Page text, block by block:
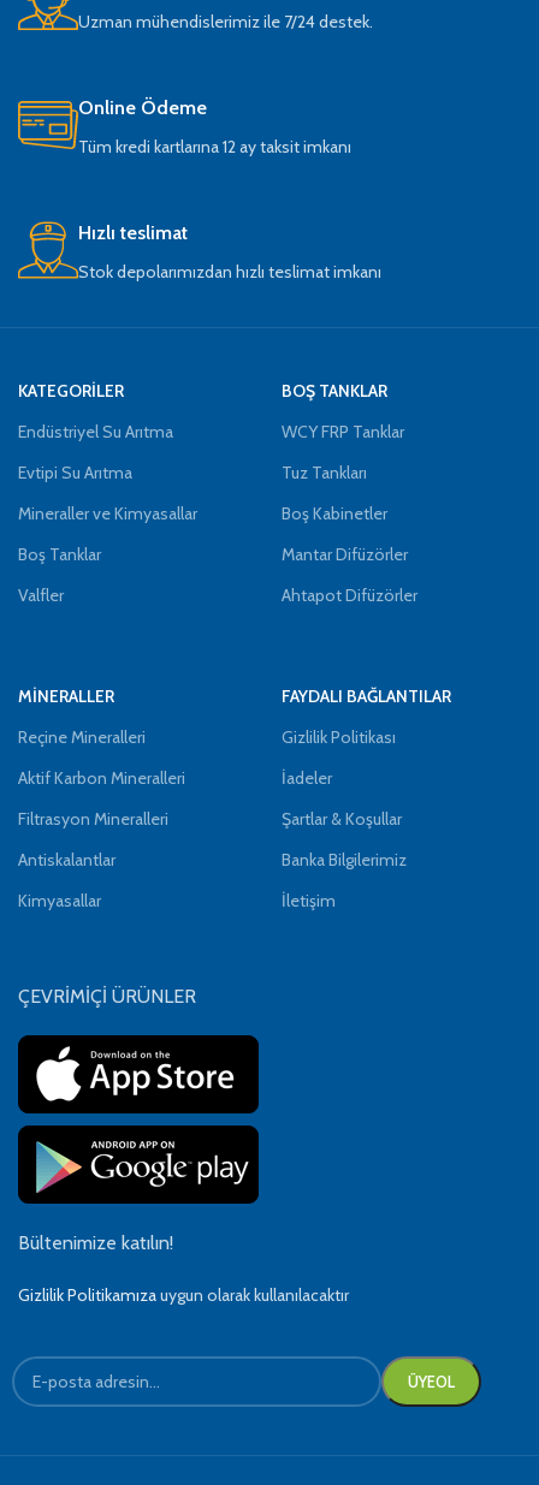
Uzman mühendislerimiz ile 7/24 destek.
Online Ödeme
Tüm kredi kartlarına 12 ay taksit imkanı
Hızlı teslimat
Stok depolarımızdan hızlı teslimat imkanı
KATEGORİLER
Endüstriyel Su Arıtma
Evtipi Su Arıtma
Mineraller ve Kimyasallar
Boş Tanklar
Valfler
BOŞ TANKLAR
WCY FRP Tanklar
Tuz Tankları
Boş Kabinetler
Mantar Difüzörler
Ahtapot Difüzörler
MİNERALLER
Reçine Mineralleri
Aktif Karbon Mineralleri
Filtrasyon Mineralleri
Antiskalantlar
Kimyasallar
FAYDALI BAĞLANTILAR
Gizlilik Politikası
İadeler
Şartlar & Koşullar
Banka Bilgilerimiz
İletişim
ÇEVRİMİÇİ ÜRÜNLER
Bültenimize katılın!
Gizlilik Politikamızauygun olarak kullanılacaktır